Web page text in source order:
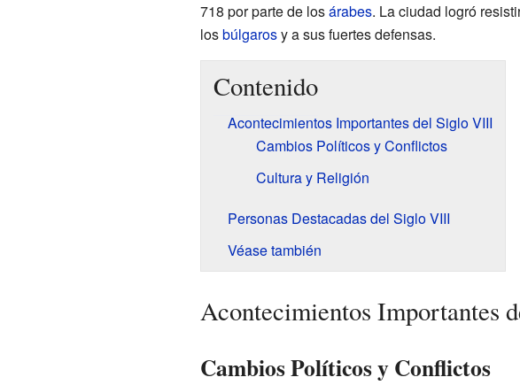
718 por parte de losárabes. La ciudad logró
losbúlgarosy a sus fuertes defensas.
Contenido
Acontecimientos Importantes del Siglo VIII
Cambios Políticos y Conflictos
Cultura y Religión
Personas Destacadas del Siglo VIII
Véase también
Acontecimientos Importantes
Cambios Políticos y Conflictos